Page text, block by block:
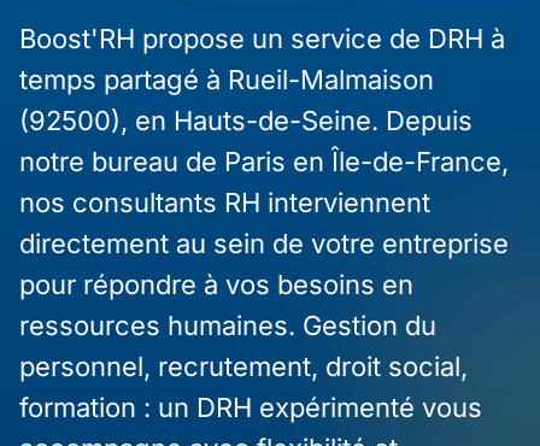
Boost'RH propose un service de DRH à
temps partagé à Rueil-Malmaison
(92500), en Hauts-de-Seine. Depuis
notre bureau de Paris en Île-de-France,
nos consultants RH interviennent
directement au sein de votre entreprise
pour répondre à vos besoins en
ressources humaines. Gestion du
personnel, recrutement, droit social,
formation : un DRH expérimenté vous